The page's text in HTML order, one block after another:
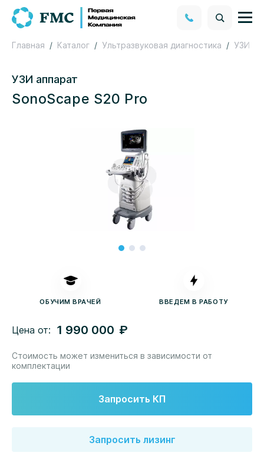
Главная Каталог Ультразвуковая диагностика УЗИ
УЗИ аппарат
SonoScape S20 Pro
ОБУЧИМ ВРАЧЕЙ ВВЕДЕМ В РАБОТУ
Запросить КП
Цена от: 1 990 000 руб.
Стоимость может измениться в зависимости от
комплектации
Запросить лизинг